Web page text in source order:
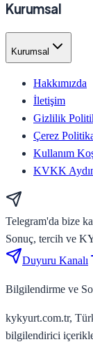
Kurumsal
Kurumsal
Hakkımızda
İletişim
Gizlilik
Çerez
Kullanım
KVKK
Telegram'da bize
Sonuç, tercih ve
Duyuru Kanalı
Bilgilendirme ve
kykyurt.com.tr,
bilgilendirici